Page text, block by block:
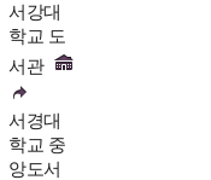
서강대
학교 도
서관
서경대
학교 중
앙도서